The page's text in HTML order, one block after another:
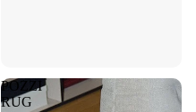
POZZI
RUG